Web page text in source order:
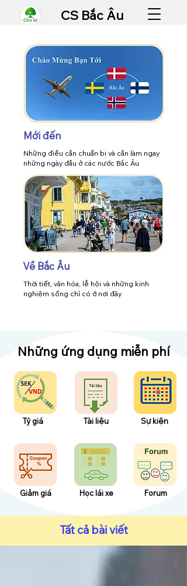
CS Bắc Âu
Mới đến
Những điều cần chuẩn bị và cần làm ngay
những ngày đầu ở các nước Bắc Âu
Về Bắc Âu
Thời tiết, văn hóa, lễ hội và những kinh
nghiệm sống chỉ có ở nơi đây
​Những ứng dụng miễn phí
Tỷ giá
Giảm giá
​Tài liệu Sự kiện
Học lái xe Forum
​Tất cả bài viết